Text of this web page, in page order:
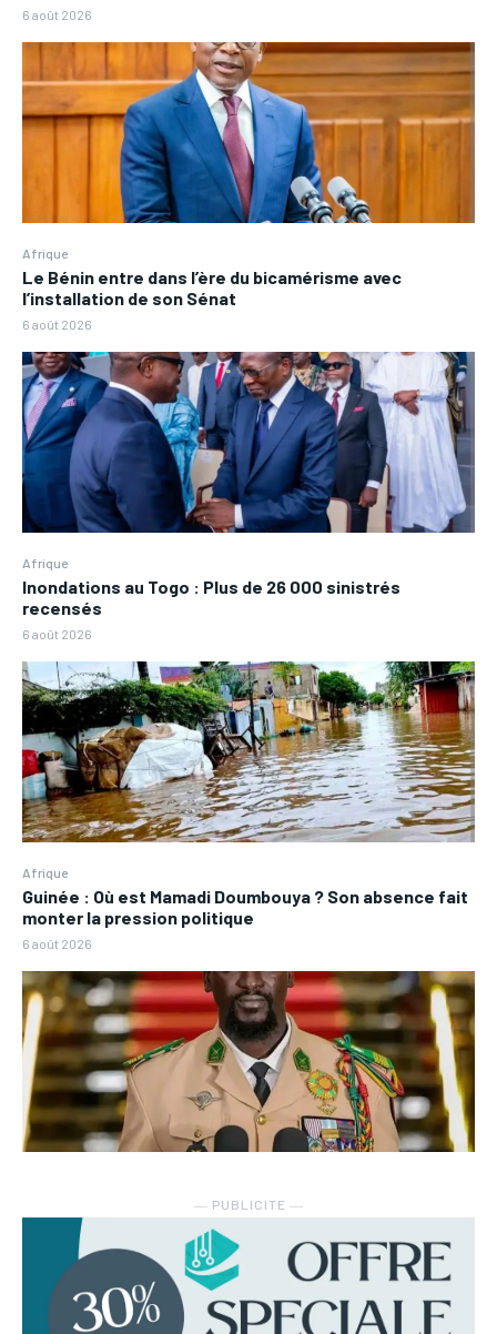
6 août 2026
Afrique
Le Bénin entre dans l’ère du bicamérisme avec
l’installation de son Sénat
6 août 2026
Afrique
Inondations au Togo : Plus de 26 000 sinistrés
recensés
6 août 2026
Afrique
Guinée : Où est Mamadi Doumbouya ? Son absence fait
monter la pression politique
6 août 2026
― PUBLICITE ―